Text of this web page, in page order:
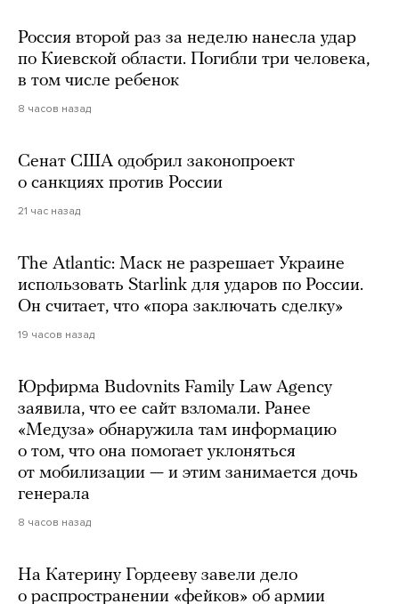
Россия второй раз за неделю нанесла удар
по Киевской области. Погибли три человека,
в том числе ребенок
8 часов назад
Сенат США одобрил законопроект
о санкциях против России
21 час назад
The Atlantic: Маск не разрешает Украине
использовать Starlink для ударов по России.
Он считает, что «пора заключать сделку»
19 часов назад
Юрфирма Budovnits Family Law Agency
заявила, что ее сайт взломали. Ранее
«Медуза» обнаружила там информацию
о том, что она помогает уклоняться
от мобилизации — и этим занимается дочь
генерала
8 часов назад
На Катерину Гордееву завели дело
о распространении «фейков» об армии